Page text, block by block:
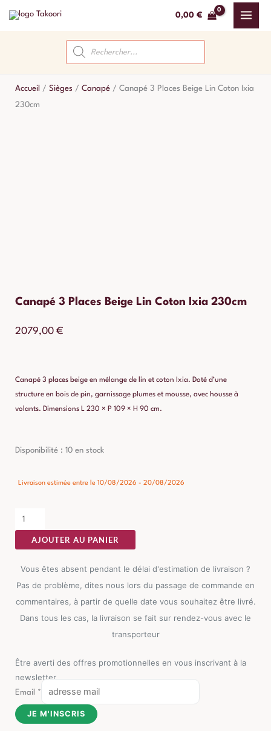
0,00 €
Recherche
de
produits
Accueil / Sièges / Canapé / Canapé 3 Places Beige Lin Coton Ixia
230cm
Canapé 3 Places Beige Lin Coton Ixia 230cm
2079,00 €
Canapé 3 places beige en mélange de lin et coton Ixia. Doté d’une
structure en bois de pin, garnissage plumes et mousse, avec housse à
volants. Dimensions L 230 × P 109 × H 90 cm.
Disponibilité : 10 en stock
Livraison estimée entre le 10/08/2026 - 20/08/2026
quantité
Canapé
Places
Beige
Lin
AJOUTER AU PANIER
Vous êtes absent pendant le délai d'estimation de livraison ?
Pas de problème, dites nous lors du passage de commande en
commentaires, à partir de quelle date vous souhaitez être livré.
Dans tous les cas, la livraison se fait sur rendez-vous avec le
transporteur
Être averti des offres promotionnelles en vous inscrivant à la
newsletter
Email *
JE M'INSCRIS